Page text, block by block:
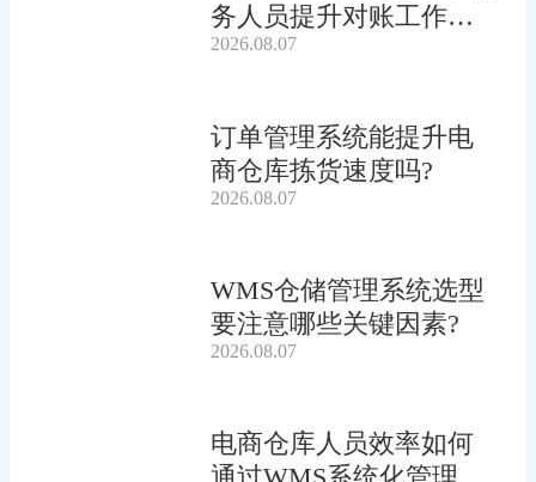
务人员提升对账工作效
率?
2026.08.07
订单管理系统能提升电
商仓库拣货速度吗?
2026.08.07
WMS仓储管理系统选型
要注意哪些关键因素?
2026.08.07
电商仓库人员效率如何